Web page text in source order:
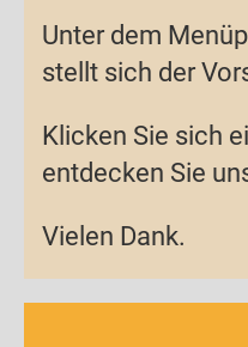
Unter dem
stellt sich der
Klicken Sie sich
entdecken Sie
Vielen Dank.